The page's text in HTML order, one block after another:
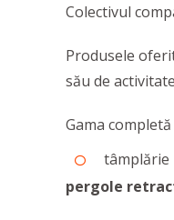
Colectivul
Produsele
său de
Gama
tâmplărie
pergole